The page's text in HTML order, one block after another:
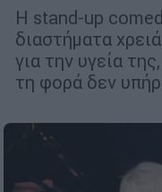
Η stand-up
διαστήματα
για την υγεία
τη φορά δεν